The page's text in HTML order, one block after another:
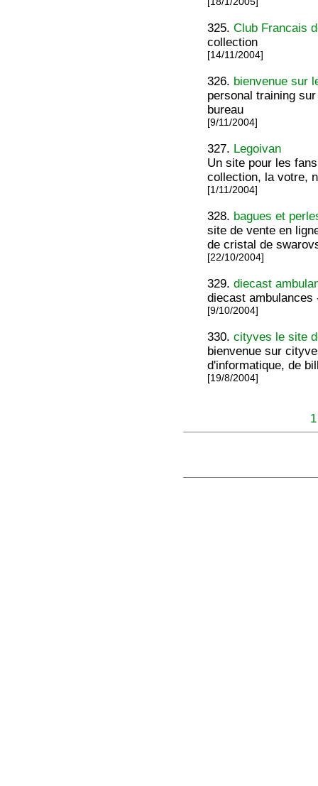
325.Club Francais
collection
[14/11/2004]
326. bienvenue sur
personal training
bureau
[9/11/2004]
327. Legoivan
Un site pour les
collection, la votre,
[1/11/2004]
328. bagues et
site de vente en
de cristal de
[22/10/2004]
329.diecast
diecast
[9/10/2004]
330.cityves le site
bienvenue sur
d'informatique, de
[19/8/2004]
1